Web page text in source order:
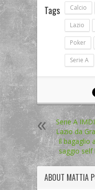
Tags Calcio
Lazio
Poker
Serie A
Serie A
Lazio da
Il bagaglio
saggio self
ABOUT MATTIA